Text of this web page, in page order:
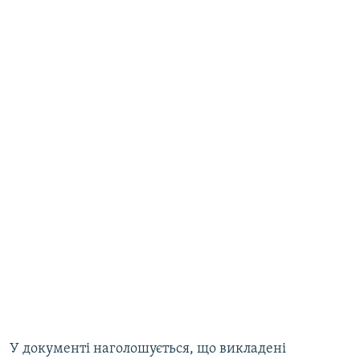
У документі наголошується, що викладені